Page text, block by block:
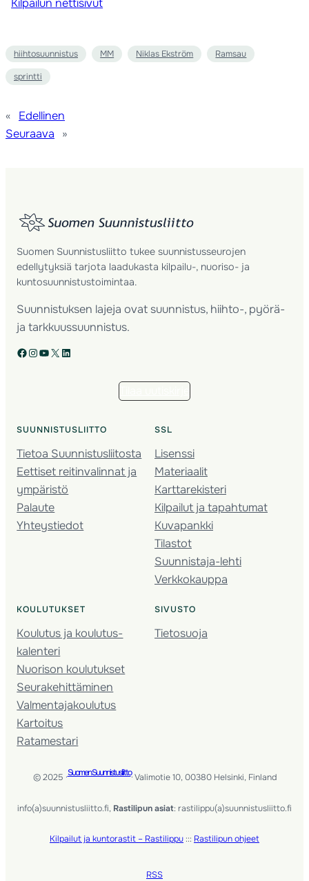
hiihtosuunnistus MM Niklas Ekström Ramsau
sprintti
«
Edellinen
Seuraava
»
Suomen Suunnistusliitto tukee suunnistusseurojen
edellytyksiä tarjota laadukasta kilpailu-, nuoriso- ja
kuntosuunnistustoimintaa.
Suunnistuksen lajeja ovat suunnistus, hiihto-, pyörä-
ja tarkkuussuunnistus.
Facebook Instagram YouTube X LinkedIn
SUUNNISTUSLIITTO
Tietoa Suunnistusliitosta
Eettiset reitinvalinnat ja
ympäristö
Palaute
Yhteystiedot
SSL
Lisenssi
Materiaalit
Karttarekisteri
Kilpailut ja tapahtumat
Kuvapankki
Tilastot
Suunnistaja-lehti
Verkkokauppa
KOULUTUKSET
Koulutus ja koulutus­
kalenteri
Nuorison koulutukset
Seura­kehittäminen
Valmentaja­koulutus
Kartoitus
Ratamestari
SIVUSTO
Tietosuoja
© 2025 ·Suomen Suunnistusliitto· Valimotie 10, 00380 Helsinki, Finland
info(a)suunnistusliitto.fi, Rastilipun asiat: rastilippu(a)suunnistusliitto.fi
Kilpailut ja kuntorastit – Rastilippu ::: Rastilipun ohjeet
RSS